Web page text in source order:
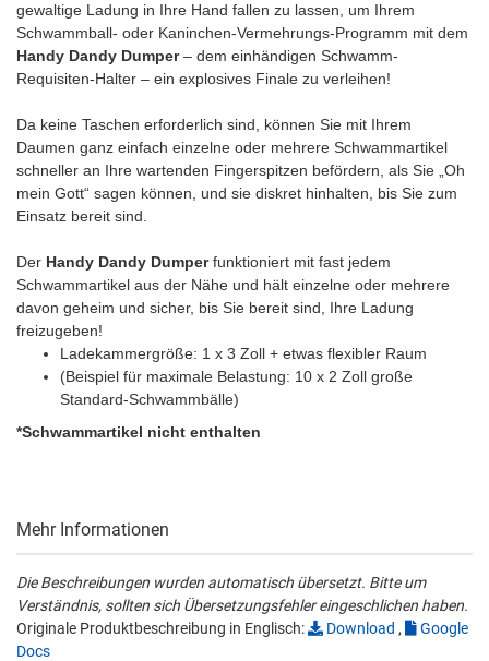
gewaltige Ladung in Ihre Hand fallen zu lassen, um Ihrem
Schwammball- oder Kaninchen-Vermehrungs-Programm mit dem
Handy Dandy Dumper– dem einhändigen Schwamm-
Requisiten-Halter – ein explosives Finale zu verleihen!
Da keine Taschen erforderlich sind, können Sie mit Ihrem
Daumen ganz einfach einzelne oder mehrere Schwammartikel
schneller an Ihre wartenden Fingerspitzen befördern, als Sie „Oh
mein Gott“ sagen können, und sie diskret hinhalten, bis Sie zum
Einsatz bereit sind.
Der Handy Dandy Dumperfunktioniert mit fast jedem
Schwammartikel aus der Nähe und hält einzelne oder mehrere
davon geheim und sicher, bis Sie bereit sind, Ihre Ladung
freizugeben!
Ladekammergröße: 1 x 3 Zoll + etwas flexibler Raum
(Beispiel für maximale Belastung: 10 x 2 Zoll große
Standard-Schwammbälle)
*Schwammartikel nicht enthalten
Mehr Informationen
Die Beschreibungen wurden automatisch übersetzt. Bitte um
Verständnis, sollten sich Übersetzungsfehler eingeschlichen haben.
Originale Produktbeschreibung in Englisch:
Download ,
Google
Docs